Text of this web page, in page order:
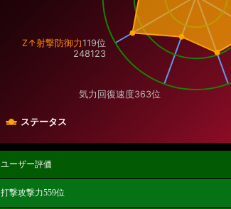
ステータス
気力回復速度363位
Z↑射撃防御力119位
248123
ユーザー評価
打撃攻撃力559位